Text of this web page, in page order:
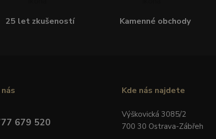
25 let zkušeností Kamenné obchody
Kde nás najdete
Výškovická 3085/2
700 30 Ostrava-Zábřeh
679 520